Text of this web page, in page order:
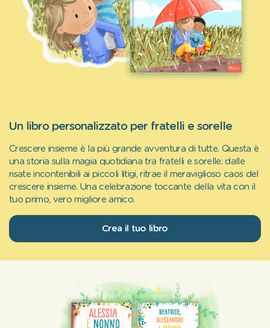
Un libro personalizzato per fratelli e sorelle
Crescere insieme è la più grande avventura di tutte. Questa è
una storia sulla magia quotidiana tra fratelli e sorelle: dalle
risate incontenibili ai piccoli litigi, ritrae il meraviglioso caos del
crescere insieme. Una celebrazione toccante della vita con il
tuo primo, vero migliore amico.
Crea il tuo libro